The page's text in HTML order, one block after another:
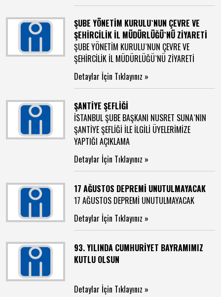
ŞUBE YÖNETİM KURULU`NUN ÇEVRE VE
ŞEHİRCİLİK İL MÜDÜRLÜĞÜ`NÜ ZİYARETİ
ŞUBE YÖNETİM KURULU`NUN ÇEVRE VE
ŞEHİRCİLİK İL MÜDÜRLÜĞÜ`NÜ ZİYARETİ
Detaylar İçin Tıklayınız »
ŞANTİYE ŞEFLİĞİ
İSTANBUL ŞUBE BAŞKANI NUSRET SUNA`NIN
ŞANTİYE ŞEFLİĞİ İLE İLGİLİ ÜYELERİMİZE
YAPTIĞI AÇIKLAMA
Detaylar İçin Tıklayınız »
17 AĞUSTOS DEPREMİ UNUTULMAYACAK
17 AĞUSTOS DEPREMİ UNUTULMAYACAK
Detaylar İçin Tıklayınız »
93. YILINDA CUMHURİYET BAYRAMIMIZ
KUTLU OLSUN
Detaylar İçin Tıklayınız »